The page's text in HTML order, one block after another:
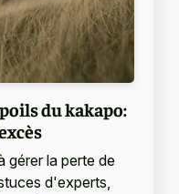
du kakapo:
gérer la perte de
d'experts,